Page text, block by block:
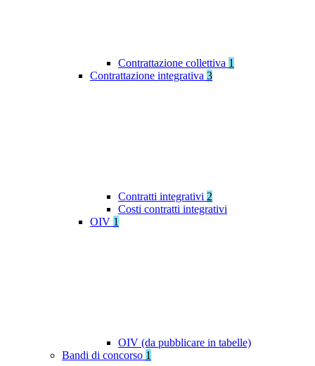
Contrattazione collettiva 1
Contrattazione integrativa 3
Contratti integrativi 2
Costi contratti integrativi
OIV 1
OIV (da pubblicare in tabelle)
Bandi di concorso 1